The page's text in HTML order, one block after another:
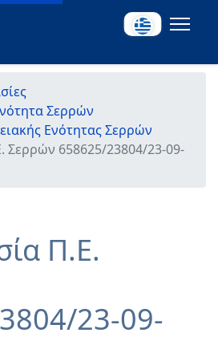
Σερρών
Ενότητας Σερρών
Σερρών 658625/23804/23-09-
Π.Ε.
23-09-